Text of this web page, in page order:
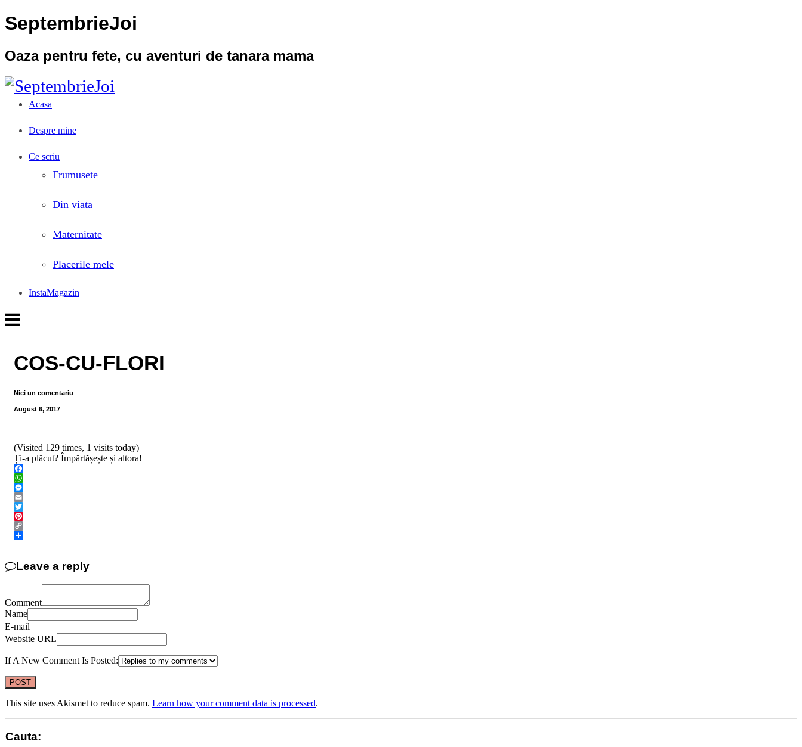
SeptembrieJoi
Oaza pentru fete, cu aventuri de tanara mama
Acasa
Despre mine
Ce scriu
Frumusete
Din viata
Maternitate
Placerile mele
InstaMagazin
COS-CU-FLORI
Nici un comentariu
August 6, 2017
(Visited 129 times, 1 visits today)
Ți-a plăcut? Împărtășește și altora!
Facebook
WhatsApp
Messenger
Email
Twitter
Pinterest
Copy
Leave a reply
Comment
Name
E-mail
Website URL
If A New Comment Is Posted:
This site uses Akismet to reduce spam. Learn how your comment data is processed.
Cauta: